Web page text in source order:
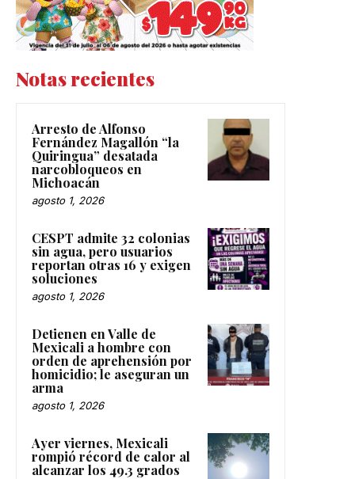
Notas recientes
Arresto de Alfonso
Fernández Magallón “la
Quiringua” desatada
narcobloqueos en
Michoacán
agosto 1, 2026
CESPT admite 32 colonias
sin agua, pero usuarios
reportan otras 16 y exigen
soluciones
agosto 1, 2026
Detienen en Valle de
Mexicali a hombre con
orden de aprehensión por
homicidio; le aseguran un
arma
agosto 1, 2026
Ayer viernes, Mexicali
rompió récord de calor al
alcanzar los 49.3 grados